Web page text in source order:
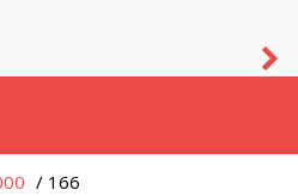
/ 166